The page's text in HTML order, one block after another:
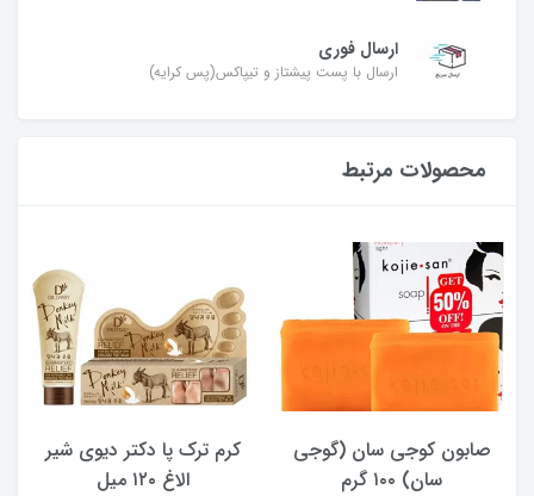
ارسال فوری
ارسال با پست پیشتاز و تیپاکس(پس کرایه)
محصولات مرتبط
صابون کوجی سان (گوجی
سان) ۱۰۰ گرم
کرم ترک پا دکتر دیوی شیر
الاغ ۱۲۰ میل